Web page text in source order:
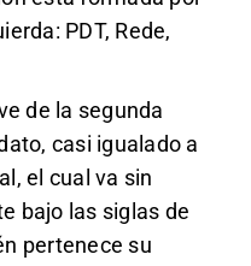
PDT, Rede,
de la segunda
casi igualado a
el cual va sin
bajo las siglas de
pertenece su